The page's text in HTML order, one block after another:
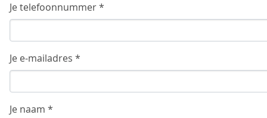
Je telefoonnummer *
Je e-mailadres *
Je naam *